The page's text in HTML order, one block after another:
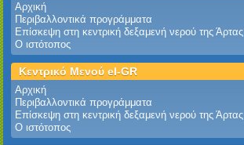
Αρχική
Περιβαλλοντικά προγράμματα
Επίσκεψη στη κεντρική δεξαμενή νερού της Άρτας
Ο ιστότοπος
Κεντρικό Μενού el-GR
Αρχική
Περιβαλλοντικά προγράμματα
Επίσκεψη στη κεντρική δεξαμενή νερού της Άρτας
Ο ιστότοπος